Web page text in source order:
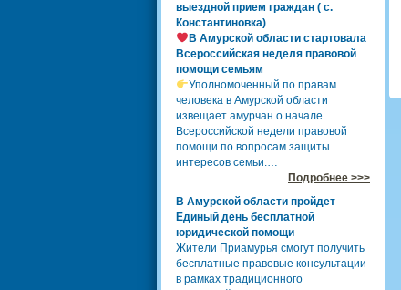
выездной прием граждан ( с.
Константиновка)
В Амурской области стартовала
Всероссийская неделя правовой
помощи семьям
Уполномоченный по правам
человека в Амурской области
извещает амурчан о начале
Всероссийской недели правовой
помощи по вопросам защиты
интересов семьи.…
Подробнее >>>
В Амурской области пройдет
Единый день бесплатной
юридической помощи
Жители Приамурья смогут получить
бесплатные правовые консультации
в рамках традиционного